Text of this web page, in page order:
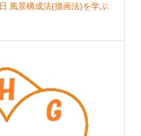
風景構成法(描画法)を学ぶ